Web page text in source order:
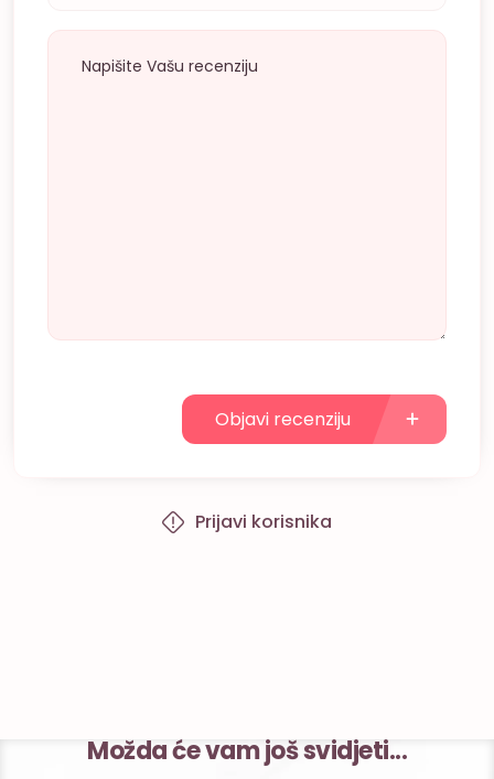
Objavi recenziju
Prijavi korisnika
Možda će vam još svidjeti...